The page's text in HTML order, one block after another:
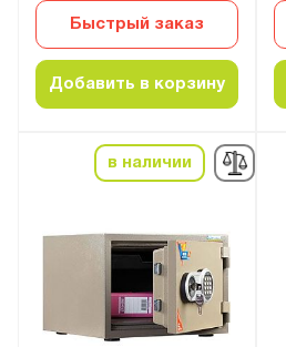
Быстрый заказ
Добавить в корзину
в наличии